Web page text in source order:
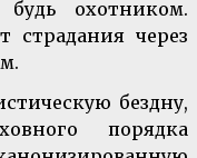
охотником.
страдания через
бездну,
порядка